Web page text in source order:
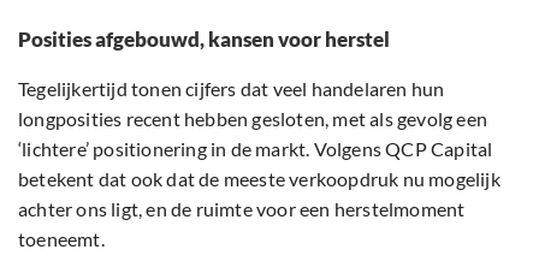
Posities afgebouwd, kansen voor herstel
Tegelijkertijd tonen cijfers dat veel handelaren hun
longposities recent hebben gesloten, met als gevolg een
‘lichtere’ positionering in de markt. Volgens QCP Capital
betekent dat ook dat de meeste verkoopdruk nu mogelijk
achter ons ligt, en de ruimte voor een herstelmoment
toeneemt.